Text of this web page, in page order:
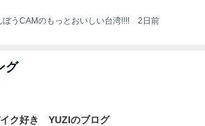
ぼうCAMのもっとおいしい台湾!!!! 2日前
グ
ク好き YUZIのブログ